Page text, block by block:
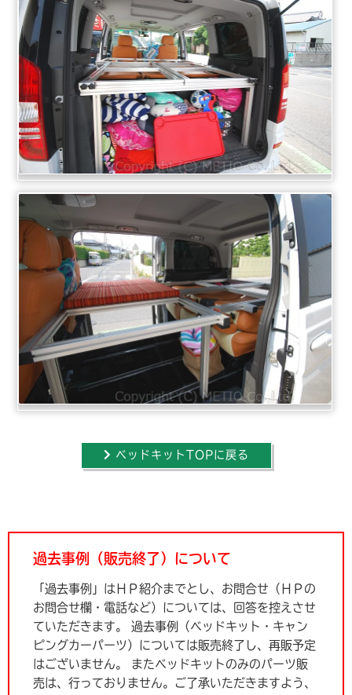
ベッドキットTOPに戻る
過去事例（販売終了）について
「過去事例」はＨＰ紹介までとし、お問合せ（ＨＰの
お問合せ欄・電話など）については、回答を控えさせ
ていただきます。
過去事例（ベッドキット・キャン
ピングカーパーツ）については販売終了し、再販予定
はございません。
またベッドキットのみのパーツ販
売は、行っておりません。ご了承いただきますよう、